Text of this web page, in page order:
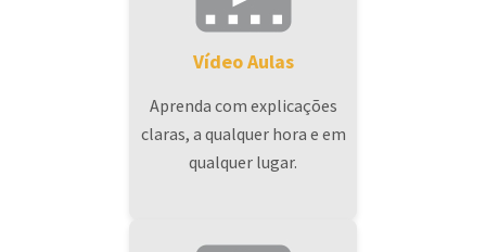
Vídeo Aulas
Aprenda com explicações
claras, a qualquer hora e em
qualquer lugar.